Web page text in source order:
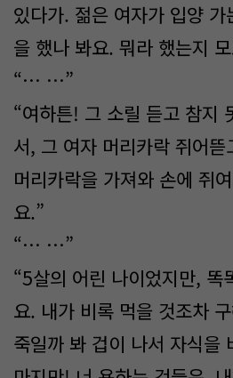
있다가. 젊은 여자가 입양
을 했나 봐요. 뭐라 했는지
“… …”
“여하튼! 그 소릴 듣고 참지
서, 그 여자 머리카락 쥐어
머리카락을 가져와 손에 쥐
요.”
“… …”
“5살의 어린 나이었지만, 똑
요. 내가 비록 먹을 것조차
죽일까 봐 겁이 나서 자식을